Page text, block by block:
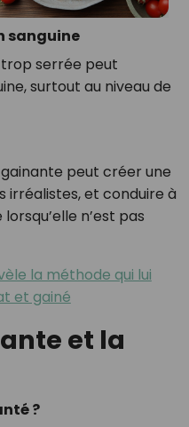
sanguine
serrée peut
surtout au niveau de
peut créer une
irréalistes, et conduire à
n’est pas
la méthode qui lui
et gainé
et la
?